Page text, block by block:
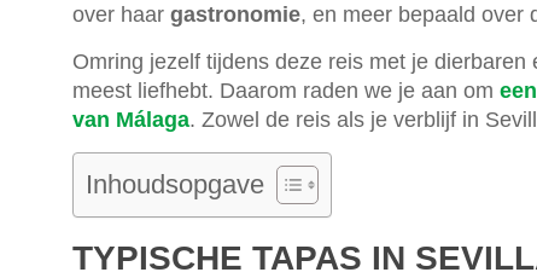
over haar gastronomie, en meer bepaald over
Omring jezelf tijdens deze reis met je
meest liefhebt. Daarom raden we je aan om
van Málaga. Zowel de reis als je verblijf in
Inhoudsopgave
TYPISCHE TAPAS IN